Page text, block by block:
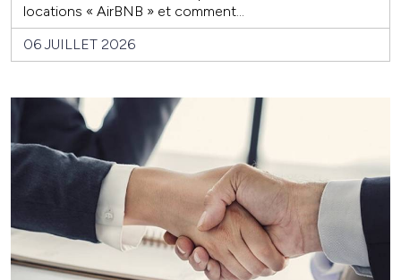
locations « AirBNB » et comment...
06 JUILLET 2026